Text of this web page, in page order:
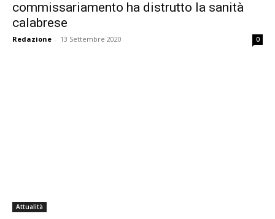
commissariamento ha distrutto la sanità
calabrese
Redazione - 13 Settembre 2020 0
Attualità